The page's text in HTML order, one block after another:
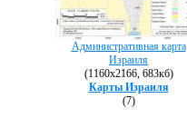
Административная карта
Израиля
(1160х2166, 683кб)
Карты Израиля
(7)